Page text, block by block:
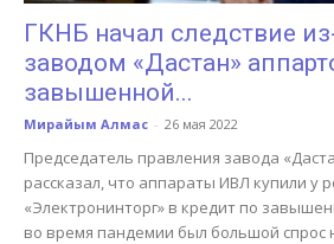
ГКНБ начал следствие
заводом «Дастан»
завышенной...
Мирайым Алмас - 26 мая 2022
Председатель правления завода
рассказал, что аппараты ИВЛ купили у
«Электронинторг» в кредит по
во время пандемии был большой спрос